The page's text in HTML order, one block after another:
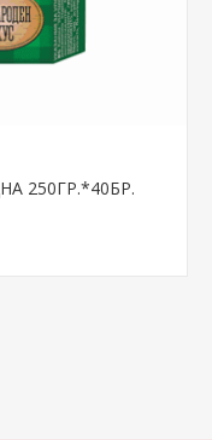
250ГР.*40БР.